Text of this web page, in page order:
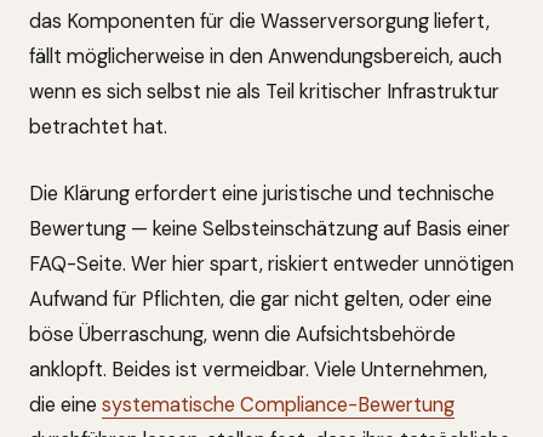
das Komponenten für die Wasserversorgung liefert,
fällt möglicherweise in den Anwendungsbereich, auch
wenn es sich selbst nie als Teil kritischer Infrastruktur
betrachtet hat.
Die Klärung erfordert eine juristische und technische
Bewertung — keine Selbsteinschätzung auf Basis einer
FAQ-Seite. Wer hier spart, riskiert entweder unnötigen
Aufwand für Pflichten, die gar nicht gelten, oder eine
böse Überraschung, wenn die Aufsichtsbehörde
anklopft. Beides ist vermeidbar. Viele Unternehmen,
die eine systematische Compliance-Bewertung